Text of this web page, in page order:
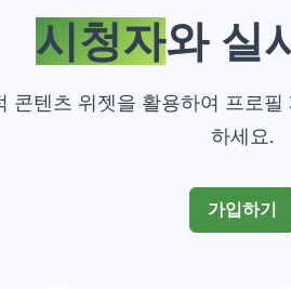
시청자와 실
콘텐츠 위젯을 활용하여 프로
하세요.
가입하기